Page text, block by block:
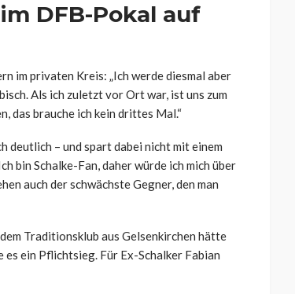
DFB-Pokal auf
im privaten Kreis: „Ich werde diesmal aber
Als ich zuletzt vor Ort war, ist uns zum
das brauche ich kein drittes Mal.“
deutlich – und spart dabei nicht mit einem
bin Schalke-Fan, daher würde ich mich über
auch der schwächste Gegner, den man
Traditionsklub aus Gelsenkirchen hätte
ein Pflichtsieg. Für Ex-Schalker Fabian